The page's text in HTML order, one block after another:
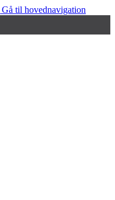
Gå til hovednavigation